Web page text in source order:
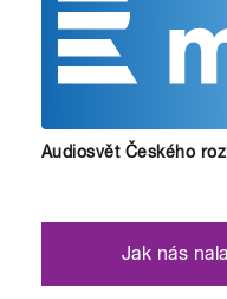
Audiosvět Českého
Jak nás